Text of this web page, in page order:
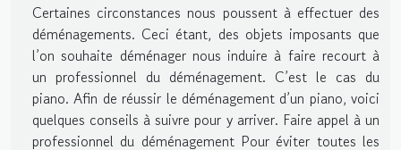
Certaines circonstances nous poussent à effectuer des
déménagements. Ceci étant, des objets imposants que
l’on souhaite déménager nous induire à faire recourt à
un professionnel du déménagement. C’est le cas du
piano. Afin de réussir le déménagement d’un piano, voici
quelques conseils à suivre pour y arriver. Faire appel à un
professionnel du déménagement Pour éviter toutes les